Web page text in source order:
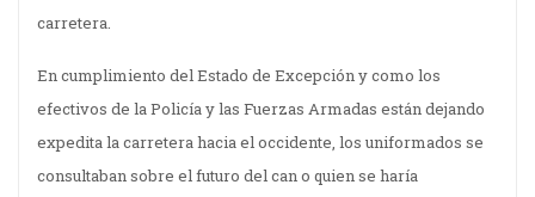
carretera.
En cumplimiento del Estado de Excepción y como los
efectivos de la Policía y las Fuerzas Armadas están dejando
expedita la carretera hacia el occidente, los uniformados se
consultaban sobre el futuro del can o quien se haría